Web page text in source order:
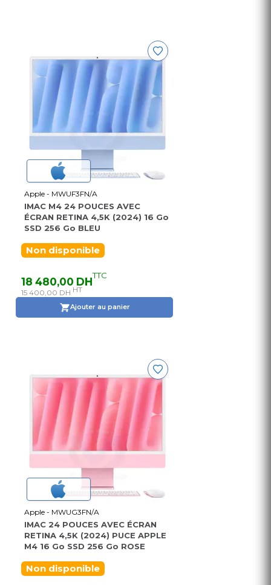
Apple - MWUF3FN/A
IMAC M4 24 POUCES AVEC
ÉCRAN RETINA 4,5K (2024) 16 Go
SSD 256 Go BLEU
Non disponible
18 480,00 DHTTC
15 400,00 DH HT
Ajouter au panier
Apple - MWUG3FN/A
IMAC 24 POUCES AVEC ÉCRAN
RETINA 4,5K (2024) PUCE APPLE
M4 16 Go SSD 256 Go ROSE
Non disponible